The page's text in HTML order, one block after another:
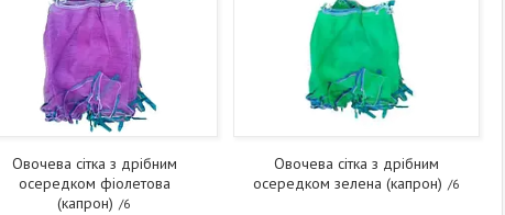
Овочева сітка з дрібним
осередком фіолетова
(капрон)
6
Овочева сітка з дрібним
осередком зелена (капрон)
6